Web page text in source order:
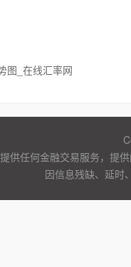
图_在线汇率网
供任何金融交易服务，提
因信息残缺、延时